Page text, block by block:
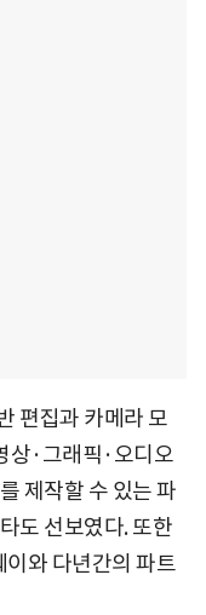
편집과 카메라 모
상·그래픽·오디오
제작할 수 있는 파
도 선보였다. 또한
와 다년간의 파트